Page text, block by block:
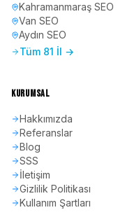
Kahramanmaraş SEO
Van SEO
Aydın SEO
Tüm 81 İl →
KURUMSAL
Hakkımızda
Referanslar
Blog
SSS
İletişim
Gizlilik Politikası
Kullanım Şartları